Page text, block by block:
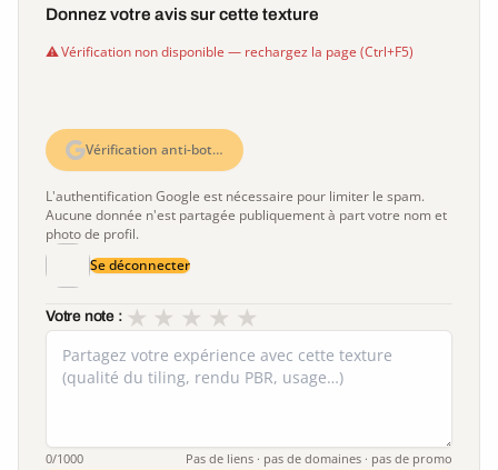
Donnez votre avis sur cette texture
Vérification non disponible — rechargez la page (Ctrl+F5)
Vérification anti-bot…
L'authentification Google est nécessaire pour limiter le spam.
Aucune donnée n'est partagée publiquement à part votre nom et
photo de profil.
Se déconnecter
Votre note : ★
★
★
★
★
0/1000 Pas de liens · pas de domaines · pas de promo